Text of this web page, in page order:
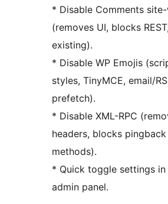
* Disable Comments
(removes UI, blocks
existing).
* Disable WP Emojis
styles, TinyMCE, email/
prefetch).
* Disable XML-RPC
headers, blocks pingback
methods).
* Quick toggle settings in
admin panel.